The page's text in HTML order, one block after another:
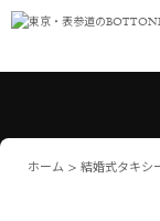
ホーム > 結婚式タキシ